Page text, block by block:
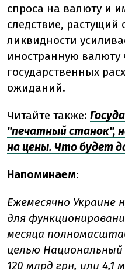
спроса на валюту и
следствие, растущий
ликвидности
иностранную валюту
государственных
ожиданий.
Читайте также:
"печатный станок",
на цены. Что будет
Напоминаем:
Ежемесячно Украине
для
месяца
целью Национальный
120 млрд грн, или 4,1